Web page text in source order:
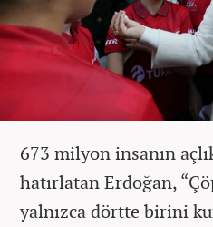
673 milyon insanın
hatırlatan Erdoğan,
yalnızca dörtte birini